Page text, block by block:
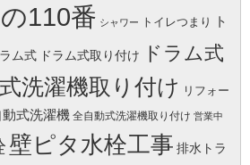
110番 シャワー トイレつまり ト
ラム式 ドラム式取り付け
ドラム式
洗濯機取り付け リフォー
式洗濯機 全自動式洗濯機取り付け 営業中
壁ピタ水栓工事 排水トラ